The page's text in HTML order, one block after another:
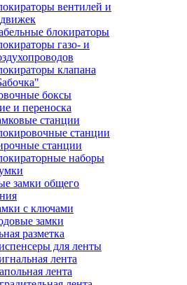
вентилей и
блокираторы
газо- и
клапана
боксы
и переноска
станции
станции
станции
наборы
замки общего
с ключами
замки
разметка
для ленты
лента
лента